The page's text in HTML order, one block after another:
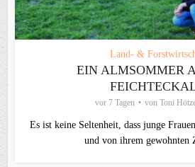
Land- &
EIN ALMSOMMER
vor 7 Tagen von Toni
Es ist keine Seltenheit, dass junge
und von ihrem gewohnten